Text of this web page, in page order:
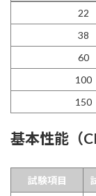
22kVケーブ
22
38
60
100
150
基本性能（
試験項目